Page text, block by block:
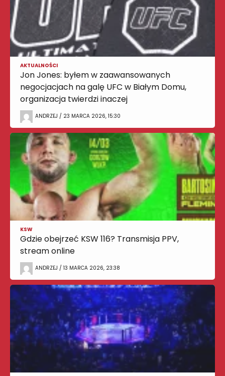
AKTUALNOŚCI
Jon Jones: byłem w zaawansowanych
negocjacjach na galę UFC w Białym Domu,
organizacja twierdzi inaczej
ANDRZEJ / 23 MARCA 2026, 15:30
KSW
Gdzie obejrzeć KSW 116? Transmisja PPV,
stream online
ANDRZEJ / 13 MARCA 2026, 23:38